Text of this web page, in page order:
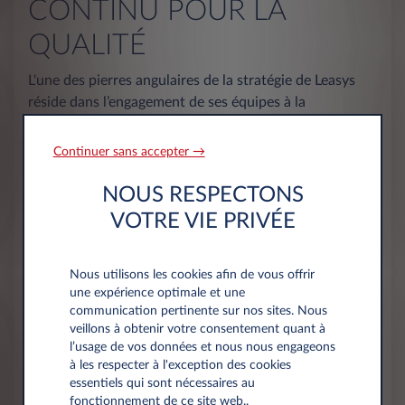
CONTINU POUR LA
QUALITÉ
L'une des pierres angulaires de la stratégie de Leasys
réside dans l’engagement de ses équipes à la
points de contact avec ses clients, surveille leurs
acquiert des informations précieuses sur la meilleure
façon de répondre à leurs besoins futurs. En 2024,
Leasys prévoit de continuer à investir dans des
enrichir son catalogue de produits et services dans le
but d'offrir une expérience client « best in class ».
DIVERSIFICATION DES
FINANCEMENTS ET
Continuer sans accepter →
NOUS RESPECTONS
VOTRE VIE PRIVÉE
Nous utilisons les cookies afin de vous offrir
une expérience optimale et une
communication pertinente sur nos sites. Nous
veillons à obtenir votre consentement quant à
l’usage de vos données et nous nous engageons
à les respecter à l'exception des cookies
essentiels qui sont nécessaires au
fonctionnement de ce site web..